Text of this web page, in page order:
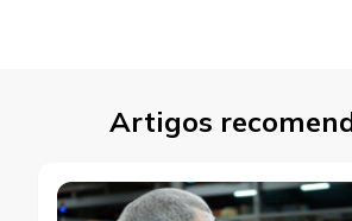
Artigos